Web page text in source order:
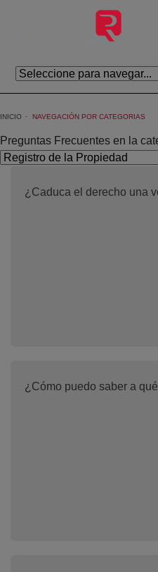
Saltar al contenido principal
INICIO NAVEGACIÓN POR CATEGORIAS
Preguntas Frecuentes en la
¿Caduca el derecho una
¿Cómo puedo saber a